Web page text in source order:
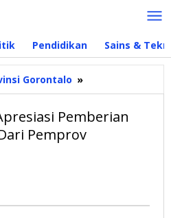
Pendidikan Sains &
Gorontalo »
Moodulio
Apresiasi
Pemberian
Bantuan
Pemberian
Pemprov